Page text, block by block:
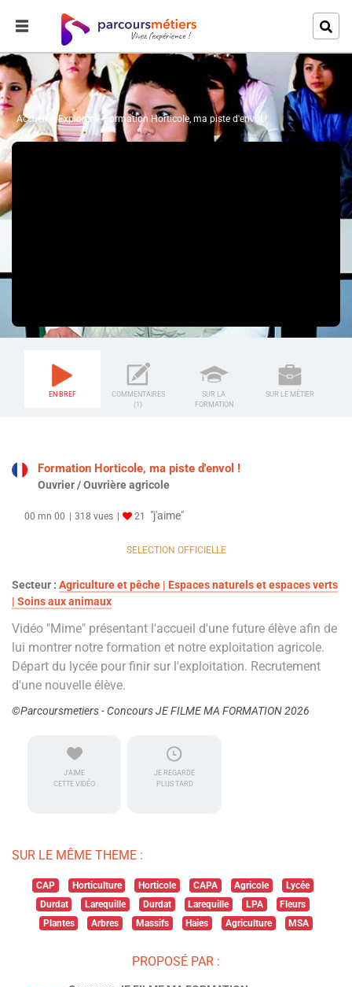
Accueil Explorer Formation Horticole, ma piste d'envol !
EN BREF
COMMENTAIRES
(1)
SUR LA
FORMATION
SUR LE MÉTIER
Formation Horticole, ma piste d'envol !
Ouvrier / Ouvrière agricole
00 mn 00 318 vues 21 "j'aime"
SELECTION OFFICIELLE
Secteur : Agriculture et pêche | Espaces naturels et espaces verts
| Soins aux animaux
Vidéo "Mime" présentant l'accueil d'une future élève afin de
lui montrer notre formation et notre exploitation agricole.
Départ du lycée pour finir sur l'exploitation. Recrutement
d'une nouvelle élève.
©Parcoursmetiers - Concours JE FILME MA FORMATION 2026
J'AIME
CETTE VIDÉO
JE REGARDE
PLUS TARD
SUR LE MÊME THEME :
CAP Horticulture Horticole CAPA Agricole
Lycée
Durdat
Larequille Durdat Larequille LPA
Fleurs
Plantes
Arbres Massifs Haies Agriculture MSA
PROPOSÉ PAR :